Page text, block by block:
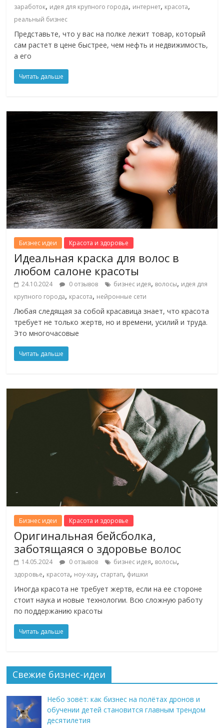
заработок, идея для крупного города, интернет, красота,
реальный бизнес
Представьте, что у вас на полке лежит товар, который
сам растет в цене быстрее, чем нефть и недвижимость,
а его
Читать дальше
Бизнес идеи Красота и здоровье
Идеальная краска для волос в
любом салоне красоты
24.10.2024 0 отзывов бизнес идея, волосы, идея для
крупного города, красота, нейронные сети
Любая следящая за собой красавица знает, что красота
требует не только жертв, но и времени, усилий и труда.
Это многочасовые
Читать дальше
Бизнес идеи Красота и здоровье
Оригинальная бейсболка,
заботящаяся о здоровье волос
14.05.2024 0 отзывов бизнес идея, волосы,
здоровье, красота, ноу-хау, стартап, фишки
Иногда красота не требует жертв, если на ее стороне
стоит наука и новые технологии. Всю сложную работу
по поддержанию красоты
Читать дальше
Свежие бизнес-идеи
Небо зовёт: как бизнес на полётах дронов и
обучении детей становится главным трендом
десятилетия